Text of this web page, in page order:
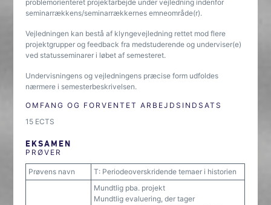
problemorienteret projektarbejde under vejledning indenfor
seminarrækkens/seminarrækkernes emneområde(r).
Vejledningen kan bestå af klyngevejledning rettet mod flere
projektgrupper og feedback fra medstuderende og underviser(e)
ved statusseminarer i løbet af semesteret.
Undervisningens og vejledningens præcise form udfoldes
nærmere i semesterbeskrivelsen.
OMFANG OG FORVENTET ARBEJDSINDSATS
15 ECTS
EKSAMEN
PRØVER
Prøvens navn T: Periodeoverskridende temaer i historien
Mundtlig pba. projekt
Mundtlig evaluering, der tager